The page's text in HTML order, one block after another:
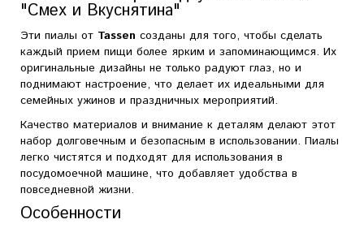
"Смех и Вкуснятина"
Эти пиалы от Tassen созданы для того, чтобы сделать
каждый прием пищи более ярким и запоминающимся. Их
оригинальные дизайны не только радуют глаз, но и
поднимают настроение, что делает их идеальными для
семейных ужинов и праздничных мероприятий.
Качество материалов и внимание к деталям делают этот
набор долговечным и безопасным в использовании. Пиалы
легко чистятся и подходят для использования в
посудомоечной машине, что добавляет удобства в
повседневной жизни.
Особенности